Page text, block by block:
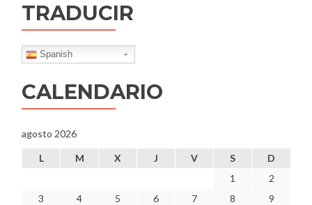
TRADUCIR
Spanish
CALENDARIO
agosto 2026
L M X J V S
D
1
2
3
4 5 6 7 8
9